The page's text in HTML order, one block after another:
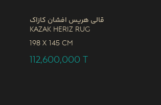
قالی هریس افشان کازاک
Kazak Heriz Rug
198 x 145 CM
112,600,000 T